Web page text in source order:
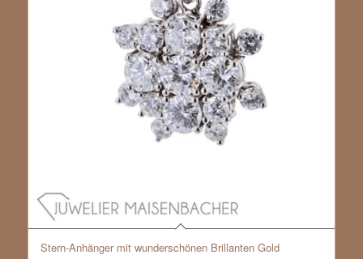
Stern-Anhänger mit wunderschönen Brillanten Gold